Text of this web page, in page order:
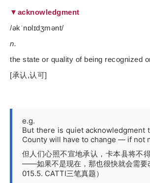
▼acknowledgment
/əkˈnɒlɪdʒmənt/
n.
the state or quality of being recognized
[承认,认可]
e.g.
But there is quiet acknowledgment
County will have to change — if not
但人们心照不宣地承认，卡本县将不
——如果不是现在，那也很快就会需要
015.5. CATTI三笔真题）